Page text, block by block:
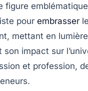
figure
pour embrasser
mettant en
son impact sur
et profession,